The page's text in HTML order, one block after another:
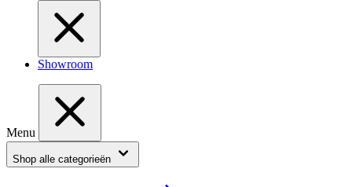
Showroom
Menu
Shop alle categorieën